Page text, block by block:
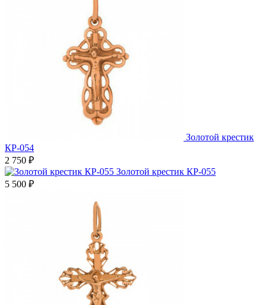
Золотой крестик
КР-054
2 750 ₽
Золотой крестик КР-055
5 500 ₽